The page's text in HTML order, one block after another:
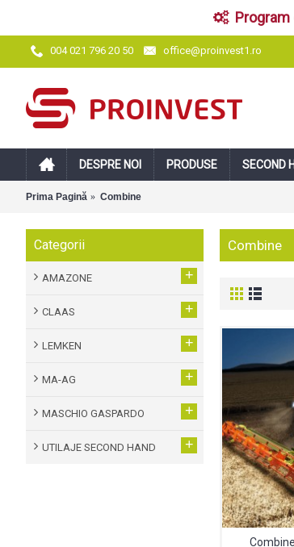
Program
004 021 796 20 50 office@proinvest1.ro
DESPRE NOI PRODUSE SECOND
Prima Pagină Combine
Categorii
AMAZONE +
CLAAS +
LEMKEN +
MA-AG +
MASCHIO GASPARDO +
UTILAJE SECOND HAND +
Combine